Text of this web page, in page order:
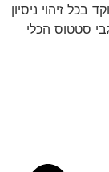
זיהוי ניסיון
סטטוס הכלי